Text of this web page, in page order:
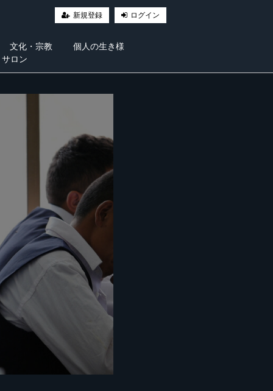
新規登録 ログイン
文化・宗教
個人の生き様
ロン